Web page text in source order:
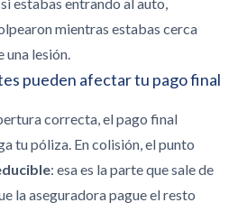
mientras estabas cerca
lesión.
pueden afectar tu pago final
correcta, el pago final
tu póliza. En colisión, el punto
: esa es la parte que sale de
la aseguradora pague el resto